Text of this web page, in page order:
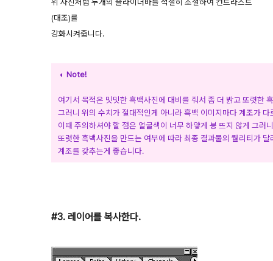
(대조)를
강화시켜줍니다.
◐ Note!
여기서 목적은 밋밋한 흑백사진에 대비를 줘서 좀 더 밝고 또렷한
그러니 위의 수치가 절대적인게 아니라 흑백 이미지마다 계조가
이때 주의하셔야 할 점은 얼굴색이 너무 하얗게 붕 뜨지 않게 그러
또렷한 흑백사진을 만드는 여부에 따라 최종 결과물의 퀄리티가
계조를 갖추는게 좋습니다.
#3. 레이어를 복사한다.